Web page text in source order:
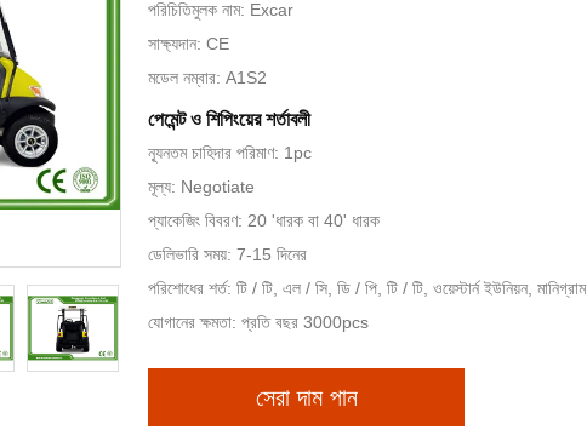
পরিচিতিমুলক নাম: Excar
সাক্ষ্যদান: CE
মডেল নম্বার: A1S2
পেমেন্ট ও শিপিংয়ের শর্তাবলী
ন্যূনতম চাহিদার পরিমাণ: 1pc
মূল্য: Negotiate
প্যাকেজিং বিবরণ: 20 'ধারক বা 40' ধারক
ডেলিভারি সময়: 7-15 দিনের
পরিশোধের শর্ত: টি / টি, এল / সি, ডি / পি, টি / টি, ওয়েস্টার্ন ইউনিয়ন, মানিগ্রাম
যোগানের ক্ষমতা: প্রতি বছর 3000pcs
সেরা দাম পান